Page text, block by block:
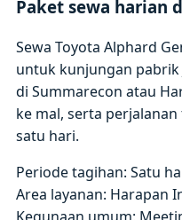
Paket sewa harian
Sewa Toyota Alphard
untuk kunjungan pabrik
di Summarecon atau
ke mal, serta
satu hari.
Periode tagihan: Satu
Area layanan: Harapan